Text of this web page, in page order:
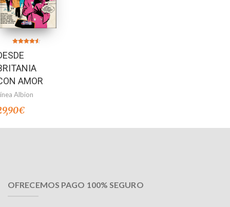
4.50
de 5
AMOR
Albion
€
OFRECEMOS PAGO 100% SEGURO